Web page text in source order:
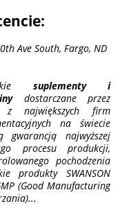
Ave South, Fargo, ND
suplementy i
dostarczane przez
z największych firm
na świecie
gwarancją najwyższej
procesu produkcji,
pochodzenia
produkty SWANSON
(Good Manufacturing